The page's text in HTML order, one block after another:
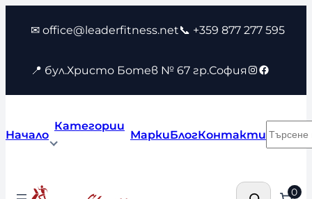
съдържанието
✉ office@leaderfitness.net📞 +359 877 277 595
📍 бул.Христо Ботев № 67 гр.София Instagram
Facebook
Начало
Категории
МаркиБлогКонтакти
Търсене 0